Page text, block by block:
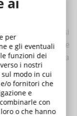
di corsi
fornire
Questi corsi
comunicare e
contribuendo alla
responsabile e
per
e gli eventuali
funzioni dei
i nostri
modo in cui
o fornitori che
e
con
o che hanno